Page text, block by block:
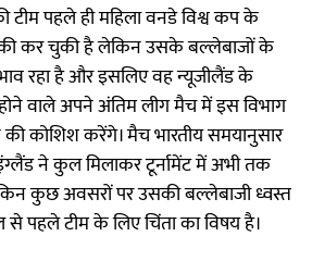
टीम पहले ही महिला वनडे विश्व कप के
कर चुकी है लेकिन उसके बल्लेबाजों के
रहा है और इसलिए वह न्यूजीलैंड के
वाले अपने अंतिम लीग मैच में इस विभाग
कोशिश करेंगे। मैच भारतीय समयानुसार
ने कुल मिलाकर टूर्नामेंट में अभी तक
कुछ अवसरों पर उसकी बल्लेबाजी ध्वस्त
पहले टीम के लिए चिंता का विषय है।